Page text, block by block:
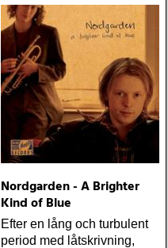
Nordgarden - A Brighter
Kind of Blue
Efter en lång och turbulent
period med låtskrivning,